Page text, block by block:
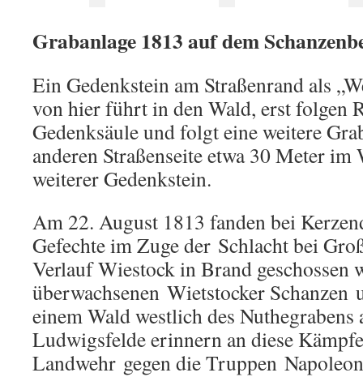
Grabanlage 1813 auf dem
Ein Gedenkstein am Straßenrand als
von hier führt in den Wald, erst folgen
Gedenksäule und folgt eine weitere
anderen Straßenseite etwa 30 Meter
weiterer Gedenkstein.
Am 22. August 1813 fanden bei
Gefechte im Zuge der Schlacht bei
Verlauf Wiestock in Brand geschossen
überwachsenen Wietstocker Schanzen
einem Wald westlich des Nuthegrabens
Ludwigsfelde erinnern an diese
Landwehr gegen die Truppen